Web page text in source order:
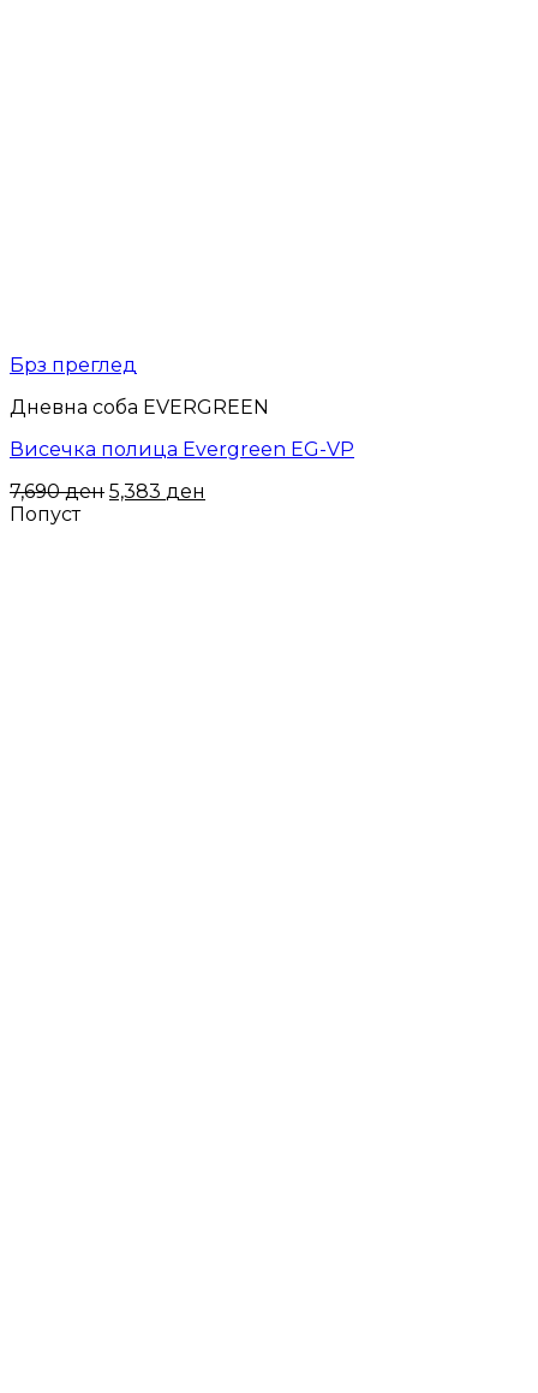
Брз преглед
Дневна соба EVERGREEN
Висечка полица Evergreen EG-VP
7,690ден 5,383 ден
Попуст